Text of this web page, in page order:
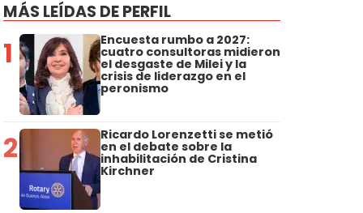
MÁS LEÍDAS DE PERFIL
1 Encuesta rumbo a 2027:
cuatro consultoras midieron
el desgaste de Milei y la
crisis de liderazgo en el
peronismo
2 Ricardo Lorenzetti se metió
en el debate sobre la
inhabilitación de Cristina
Kirchner